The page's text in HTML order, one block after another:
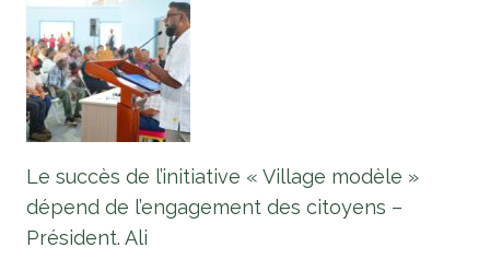
Le succès de l’initiative « Village modèle »
dépend de l’engagement des citoyens –
Président. Ali